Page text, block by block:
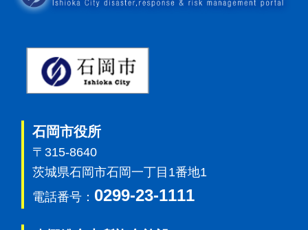
石岡市役所
〒315-8640
茨城県石岡市石岡一丁目1番地1
電話番号： 0299-23-1111